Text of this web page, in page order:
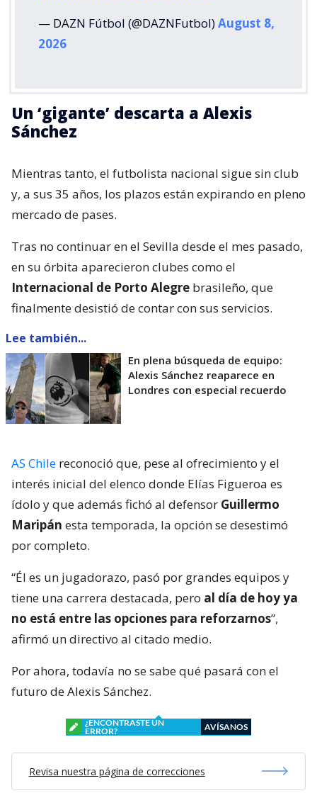
— DAZN Fútbol (@DAZNFutbol)August 8,
2026
Un ‘gigante’ descarta a Alexis
Sánchez
Mientras tanto, el futbolista nacional sigue sin club
y, a sus 35 años, los plazos están expirando en pleno
mercado de pases.
Tras no continuar en el Sevilla desde el mes pasado,
en su órbita aparecieron clubes como el
Internacional de Porto Alegre brasileño, que
finalmente desistió de contar con sus servicios.
Lee también...
En plena búsqueda de equipo:
Alexis Sánchez reaparece en
Londres con especial recuerdo
AS Chile reconoció que, pese al ofrecimiento y el
interés inicial del elenco donde Elías Figueroa es
ídolo y que además fichó al defensor Guillermo
Maripán esta temporada, la opción se desestimó
por completo.
“Él es un jugadorazo, pasó por grandes equipos y
tiene una carrera destacada, pero al día de hoy ya
no está entre las opciones para reforzarnos”,
afirmó un directivo al citado medio.
Por ahora, todavía no se sabe qué pasará con el
futuro de Alexis Sánchez.
¿ENCONTRASTE UN
ERROR?
AVÍSANOS
Revisa nuestra página de correcciones